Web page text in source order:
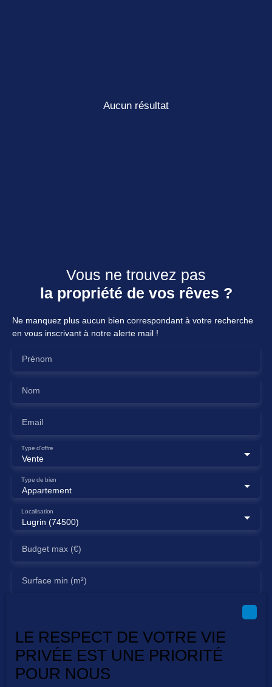
Aucun résultat
Vous ne trouvez pas
la propriété de vos rêves ?
Ne manquez plus aucun bien correspondant à votre recherche
en vous inscrivant à notre alerte mail !
Prénom
Nom
Email
Vente
Type d'offre
Appartement
Type de bien
Lugrin (74500)
Localisation
Budget max (€)
Surface min (m²)
J'accepte le traitement de mes données personnelles
conformément au RGPD. Si vous ne souhaitez pas faire
l'objet de prospection commerciale par voie téléphonique,
vous pouvez vous inscrire gratuitement sur la liste
LE RESPECT DE VOTRE VIE
PRIVÉE EST UNE PRIORITÉ
POUR NOUS